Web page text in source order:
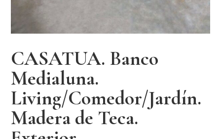
CASATUA. Banco
Medialuna.
Living/Comedor/Jardín.
Madera de Teca.